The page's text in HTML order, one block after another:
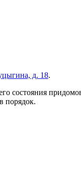
д. 18.
состояния
порядок.